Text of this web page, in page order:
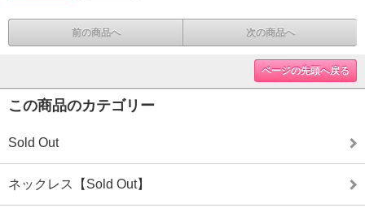
前の商品へ 次の商品へ
ページの先頭へ戻る
この商品のカテゴリー
Sold Out
ネックレス【Sold Out】